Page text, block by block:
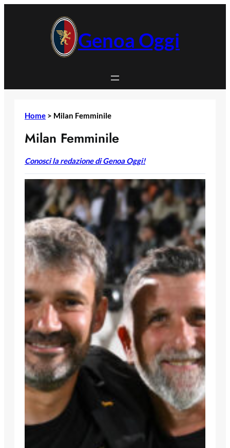
Genoa Oggi
Home > Milan Femminile
Milan Femminile
Conosci la redazione di Genoa Oggi!